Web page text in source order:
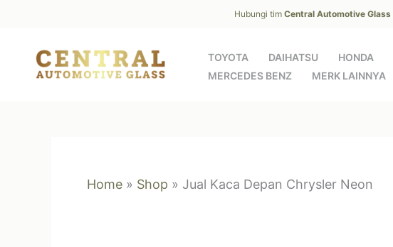
content
Hubungi tim Central Automotive Glass
TOYOTA DAIHATSU HONDA
MERCEDES BENZ
MERK LAINNYA
Home » Shop » Jual Kaca Depan Chrysler Neon